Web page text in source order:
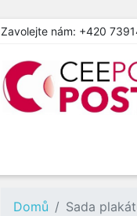
Zavolejte nám: +420
Domů Sada